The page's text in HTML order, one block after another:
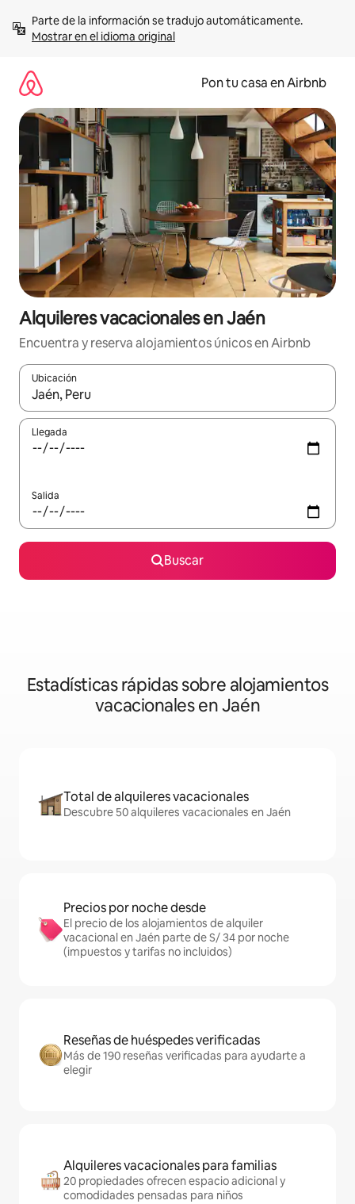
contenidoMostrar en el idioma original
Pon tu casa en Airbnb
Alquileres vacacionales en Jaén
Encuentra y reserva alojamientos únicos en Airbnb
Ubicación
Cuando los resultados estén disponibles, navega con las
Llegada
Salida
Buscar
Estadísticas rápidas sobre alojamientos
vacacionales en Jaén
Total de alquileres vacacionales
Descubre 50 alquileres vacacionales en Jaén
Precios por noche desde
El precio de los alojamientos de alquiler
vacacional en Jaén parte de S/ 34 por noche
(impuestos y tarifas no incluidos)
Reseñas de huéspedes verificadas
Más de 190 reseñas verificadas para ayudarte a
elegir
Alquileres vacacionales para familias
20 propiedades ofrecen espacio adicional y
comodidades pensadas para niños